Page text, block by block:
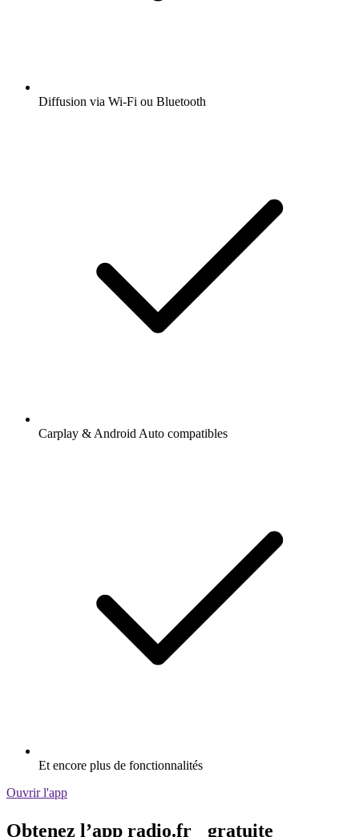
Diffusion via Wi-Fi ou Bluetooth
Carplay & Android Auto compatibles
Et encore plus de fonctionnalités
Ouvrir l'app
Obtenez l’app radio.fr gratuite